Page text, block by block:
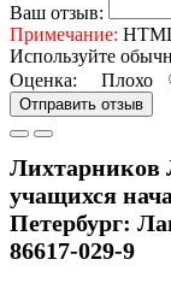
Ваш отзыв:
Примечание:
Используйте
Оценка: Плохо
Отправить отзыв
Лихтарников
учащихся
Петербург:
86617-029-9